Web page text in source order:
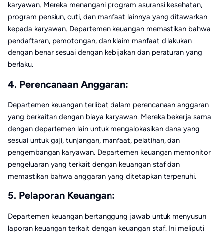
karyawan. Mereka menangani program asuransi kesehatan,
program pensiun, cuti, dan manfaat lainnya yang ditawarkan
kepada karyawan. Departemen keuangan memastikan bahwa
pendaftaran, pemotongan, dan klaim manfaat dilakukan
dengan benar sesuai dengan kebijakan dan peraturan yang
berlaku.
4. Perencanaan Anggaran:
Departemen keuangan terlibat dalam perencanaan anggaran
yang berkaitan dengan biaya karyawan. Mereka bekerja sama
dengan departemen lain untuk mengalokasikan dana yang
sesuai untuk gaji, tunjangan, manfaat, pelatihan, dan
pengembangan karyawan. Departemen keuangan memonitor
pengeluaran yang terkait dengan keuangan staf dan
memastikan bahwa anggaran yang ditetapkan terpenuhi.
5. Pelaporan Keuangan:
Departemen keuangan bertanggung jawab untuk menyusun
laporan keuangan terkait dengan keuangan staf. Ini meliputi